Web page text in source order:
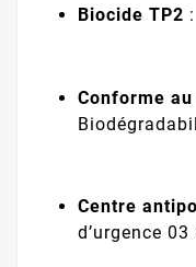
Biocide TP2
Conforme
Centre
d’urgence